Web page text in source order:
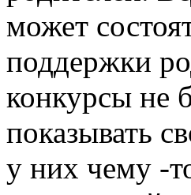
может
поддержки
конкурсы не
показывать
у них чему -